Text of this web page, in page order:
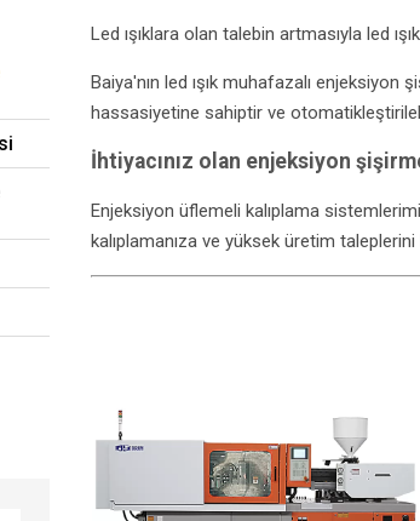
Led ışıklara olan talebin artmasıyla led
Baiya'nın led ışık muhafazalı enjeksiyon
hassasiyetine sahiptir ve
İhtiyacınız olan enjeksiyon
Enjeksiyon üflemeli kalıplama
kalıplamanıza ve yüksek üretim taleplerini